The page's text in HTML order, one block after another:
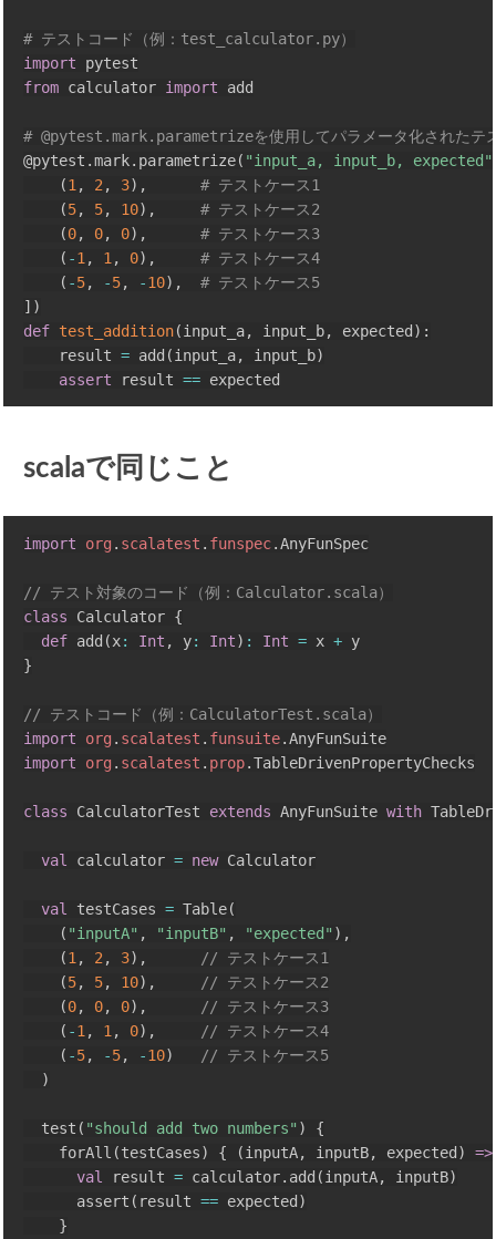
# テストコード（例：test_calculator.py）
import
from calculator import add
# @pytest.mark.parametrizeを使用してパラメータ化されたテ
@pytest .mark. parametrize( "input_a, input_b, expected"
(1 , 2 , 3) ,
# テストケース1
(5, 5, 10) ,
# テストケース2
(0, 0, 0) ,
# テストケース3
( -1 , 1 , 0) ,
# テストケース4
( -5, -5, -10) ,
# テストケース5
] )
def test_addition(input_a, input_b, expected ) :
    result
= add (input_a, input_b)
assert result ==
scalaで同じこと
import org. scalatest . funspec.AnyFunSpec
// テスト対象のコード（例：Calculator.scala）
class Calculator {
def add (x: Int , y: Int) : Int = x +
y
}
// テストコード（例：CalculatorTest.scala）
import
org. scalatest . funsuite.
AnyFunSuite
import
org. scalatest . prop.TableDrivenPropertyChecks
class CalculatorTest extends AnyFunSuite with
val calculator = new Calculator
val testCases = Table(
( "inputA" , "inputB" , "expected" ) ,
(1 , 2 , 3) ,
// テストケース1
(5, 5, 10) ,
// テストケース2
(0, 0, 0) ,
// テストケース3
( -1 , 1 , 0) ,
// テストケース4
( -5, -5, -10)
// テストケース5
)
  test
( "should add two numbers" )
{
    forAll
(testCases) { (inputA, inputB, expected)
=>
val
result = calculator. add (inputA, inputB)
      assert
( result == expected)
}